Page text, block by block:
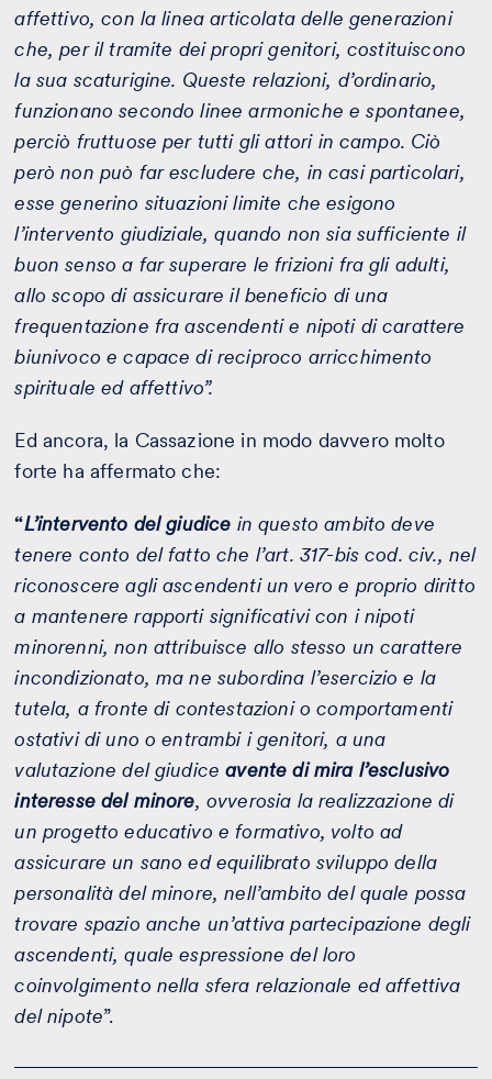
affettivo, con la linea articolata delle generazioni
che, per il tramite dei propri genitori, costituiscono
la sua scaturigine. Queste relazioni, d’ordinario,
funzionano secondo linee armoniche e spontanee,
perciò fruttuose per tutti gli attori in campo. Ciò
però non può far escludere che, in casi particolari,
esse generino situazioni limite che esigono
l’intervento giudiziale, quando non sia sufficiente il
buon senso a far superare le frizioni fra gli adulti,
allo scopo di assicurare il beneficio di una
frequentazione fra ascendenti e nipoti di carattere
biunivoco e capace di reciproco arricchimento
spirituale ed affettivo”.
Ed ancora, la Cassazione in modo davvero molto
forte ha affermato che:
“L’intervento del giudice in questo ambito deve
tenere conto del fatto che l’art. 317-biscod. civ., nel
riconoscere agli ascendenti un vero e proprio diritto
a mantenere rapporti significativi con i nipoti
minorenni, non attribuisce allo stesso un carattere
incondizionato, ma ne subordina l’esercizio e la
tutela, a fronte di contestazioni o comportamenti
ostativi di uno o entrambi i genitori, a una
valutazione del giudiceavente di mira l’esclusivo
interesse del minore, ovverosia la realizzazione di
un progetto educativo e formativo, volto ad
assicurare un sano ed equilibrato sviluppo della
personalità del minore, nell’ambito del quale possa
trovare spazio anche un’attiva partecipazione degli
ascendenti, quale espressione del loro
coinvolgimento nella sfera relazionale ed affettiva
del nipote”.